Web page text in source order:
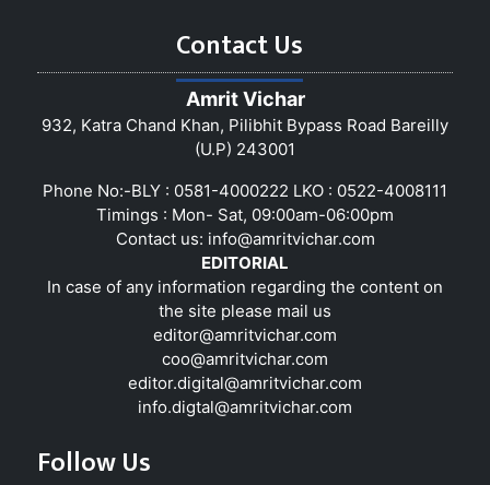
Contact Us
Amrit Vichar
932, Katra Chand Khan, Pilibhit Bypass Road Bareilly
(U.P) 243001
Phone No:-BLY : 0581-4000222 LKO : 0522-4008111
Timings : Mon- Sat, 09:00am-06:00pm
Contact us: info@amritvichar.com
EDITORIAL
In case of any information regarding the content on
the site please mail us
editor@amritvichar.com
coo@amritvichar.com
editor.digital@amritvichar.com
info.digtal@amritvichar.com
Follow Us